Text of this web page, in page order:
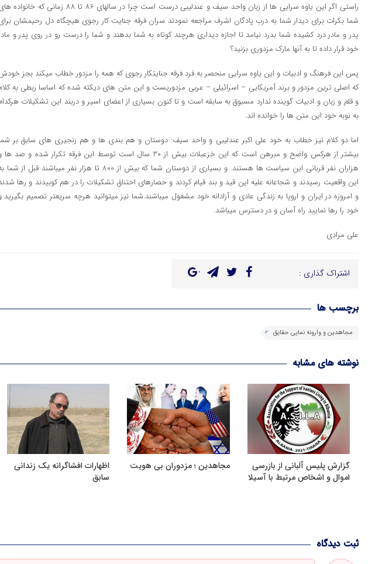
راستی اگر این یاوه سرایی ها از زبان واحد سیف و عندلیبی درست است چرا در سالهای 86 تا 88 زمانی که
شما بکرات برای دیدار شما به درب پادگان اشرف مراجعه نمودند سران فرقه جنایت کار رجوی هیچگاه دل رحیمشان
پدر و مادر درد کشیده شما بدرد نیامد تا اجازه دیداری هرچند کوتاه به شما بدهند و شما را درست رو در روی پدر و
خود قرار داده تا به آنها مارک مزدوری بزنید؟
پس این فرهنگ و ادبیات و این یاوه سرایی منحصر به فرد فرقه جنایتکار رجوی که همه را مزدور خطاب میکند بجز
که اصلی ترین مزدور و برند آمریکایی – اسرائیلی – عربی مزدوریست و این متن های دیکته شده که اساسا ربطی به
و قلم و زبان و ادبیات گوینده ندارد مسبوق به سابقه است و تا کنون بسیاری از اعضای اسیر و دربند این تشکیلات
به نوبه خود این متن ها را خوانده اند.
اما دو کلام نیز خطاب به خود علی اکبر عندلیبی و واحد سیف: دوستان و هم بندی ها و هم زنجیری های سابق بر
بیشتر از هرکس واضح و مبرهن است که این خزعبلات بیش از 30 سال است توسط این فرقه تکرار شده و صد
هزاران نفر قربانی این سیاست ها هستند. و بسیاری از دوستان شما که بیش از 800 تا هزار نفر میباشند قبل از
این واقعیت رسیدند و شجاعانه علیه این قید و بند قیام کردند و حصارهای اختناق تشکیلات را در هم کوبیدند و رها
و امروزه در ایران و اروپا به زندگی عادی و آزادانه خود مشغول میباشند.شما نیز میتوانید هرچه سریعتر تصمیم بگیرید
خود را رها نمایید راه آسان و در دسترس میباشد.
علی مرادی
اشتراک گذاری :
برچسب ها
مجاهدین و وارونه نمایی حقایق
نوشته های مشابه
گزارش پلیس آلبانی از بازرسی
اموال و اشخاص مرتبط با آسیلا
مجاهدین ؛ مزدوران بی هویت
اظهارات افشاگرانه یک زندانی
سابق
ثبت دیدگاه